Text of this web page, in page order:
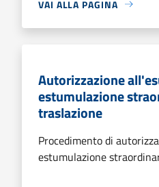
VAI ALLA PAGINA
Autorizzazione
estumulazione
traslazione
Procedimento di
estumulazione